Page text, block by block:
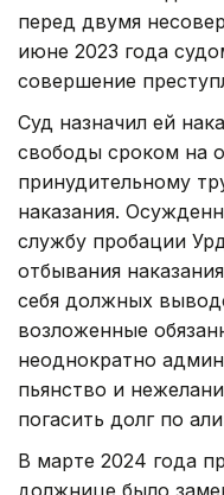
перед двумя
июне 2023 года
совершение
Суд назначил ей
свободы сроком на
принудительному
наказания.
службу пробации
отбывания
себя должных
возложенные
неоднократно
пьянство и
погасить долг по
В марте 2024 года
должнице было